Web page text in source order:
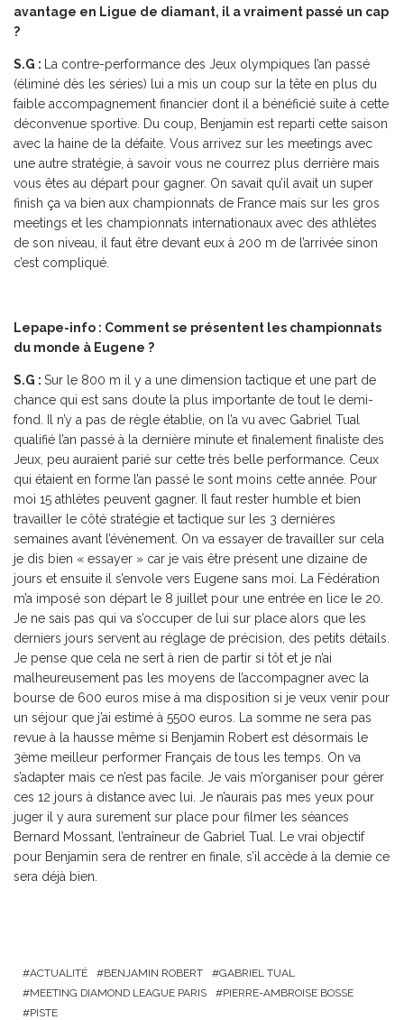
avantage en Ligue de diamant, il a vraiment passé un cap
?
S.G :
La contre-performance des Jeux olympiques l’an passé
(éliminé dès les séries) lui a mis un coup sur la tête en plus du
faible accompagnement financier dont il a bénéficié suite à cette
déconvenue sportive. Du coup, Benjamin est reparti cette saison
avec la haine de la défaite. Vous arrivez sur les meetings avec
une autre stratégie, à savoir vous ne courrez plus derrière mais
vous êtes au départ pour gagner. On savait qu’il avait un super
finish ça va bien aux championnats de France mais sur les gros
meetings et les championnats internationaux avec des athlètes
de son niveau, il faut être devant eux à 200 m de l’arrivée sinon
c’est compliqué.
Lepape-info : Comment se présentent les championnats
du monde à Eugene ?
S.G : Sur le 800 m il y a une dimension tactique et une part de
chance qui est sans doute la plus importante de tout le demi-
fond. Il n’y a pas de règle établie, on l’a vu avec Gabriel Tual
qualifié l’an passé à la dernière minute et finalement finaliste des
Jeux, peu auraient parié sur cette très belle performance. Ceux
qui étaient en forme l’an passé le sont moins cette année. Pour
moi 15 athlètes peuvent gagner. Il faut rester humble et bien
travailler le côté stratégie et tactique sur les 3 dernières
semaines avant l’évènement. On va essayer de travailler sur cela
je dis bien « essayer » car je vais être présent une dizaine de
jours et ensuite il s’envole vers Eugene sans moi. La Fédération
m’a imposé son départ le 8 juillet pour une entrée en lice le 20.
Je ne sais pas qui va s’occuper de lui sur place alors que les
derniers jours servent au réglage de précision, des petits détails.
Je pense que cela ne sert à rien de partir si tôt et je n’ai
malheureusement pas les moyens de l’accompagner avec la
bourse de 600 euros mise à ma disposition si je veux venir pour
un séjour que j’ai estimé à 5500 euros. La somme ne sera pas
revue à la hausse même si Benjamin Robert est désormais le
3ème meilleur performer Français de tous les temps. On va
s’adapter mais ce n’est pas facile. Je vais m’organiser pour gérer
ces 12 jours à distance avec lui. Je n’aurais pas mes yeux pour
juger il y aura surement sur place pour filmer les séances
Bernard Mossant, l’entraîneur de Gabriel Tual. Le vrai objectif
pour Benjamin sera de rentrer en finale, s’il accède à la demie ce
sera déjà bien.
ACTUALITÉ BENJAMIN ROBERT
GABRIEL TUAL
MEETING DIAMOND LEAGUE PARIS
PIERRE-AMBROISE BOSSE
PISTE